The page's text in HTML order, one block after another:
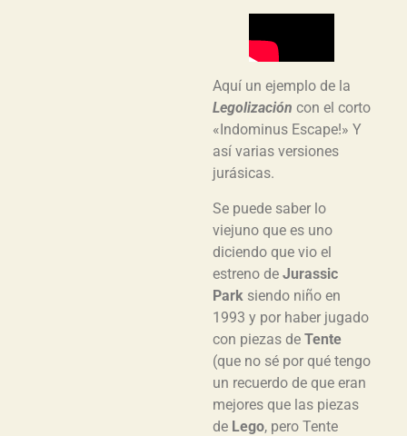
Aquí un ejemplo de la
Legolización con el corto
«Indominus Escape!» Y
así varias versiones
jurásicas.
Se puede saber lo
viejuno que es uno
diciendo que vio el
estreno de Jurassic
Park siendo niño en
1993 y por haber jugado
con piezas de Tente
(que no sé por qué tengo
un recuerdo de que eran
mejores que las piezas
de Lego, pero Tente